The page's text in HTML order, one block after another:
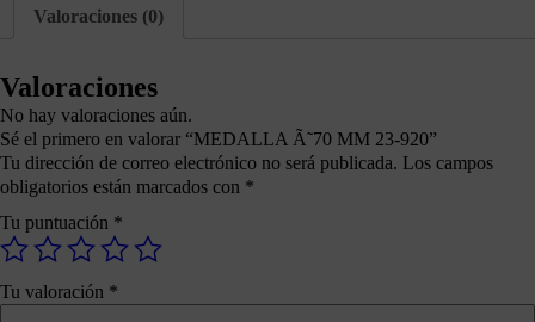
Valoraciones (0)
Valoraciones
No hay valoraciones aún.
Sé el primero en valorar “MEDALLA Ã˜70 MM 23-920”
Tu dirección de correo electrónico no será publicada. Los campos
obligatorios están marcados con *
Tu puntuación *
Tu valoración *